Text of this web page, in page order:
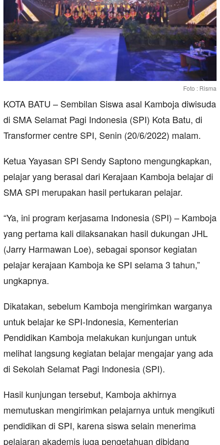
Foto : Risma
KOTA BATU – Sembilan Siswa asal Kamboja diwisuda
di SMA Selamat Pagi Indonesia (SPI) Kota Batu, di
Transformer centre SPI, Senin (20/6/2022) malam.
Ketua Yayasan SPI Sendy Saptono mengungkapkan,
pelajar yang berasal dari Kerajaan Kamboja belajar di
SMA SPI merupakan hasil pertukaran pelajar.
“Ya, ini program kerjasama Indonesia (SPI) – Kamboja
yang pertama kali dilaksanakan hasil dukungan JHL
(Jarry Harmawan Loe), sebagai sponsor kegiatan
pelajar kerajaan Kamboja ke SPI selama 3 tahun,”
ungkapnya.
Dikatakan, sebelum Kamboja mengirimkan warganya
untuk belajar ke SPI-Indonesia, Kementerian
Pendidikan Kamboja melakukan kunjungan untuk
melihat langsung kegiatan belajar mengajar yang ada
di Sekolah Selamat Pagi Indonesia (SPI).
Hasil kunjungan tersebut, Kamboja akhirnya
memutuskan mengirimkan pelajarnya untuk mengikuti
pendidikan di SPI, karena siswa selain menerima
pelajaran akademis juga pengetahuan dibidang